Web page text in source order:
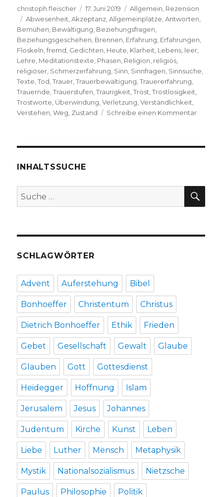
Autor
christoph.fleischer
Veröffentlicht
am
17. Juni 2019 Kategorien
Allgemein Rezension
Schlagwörter
Abwesenheit ,Akzeptanz ,Allgemeinplätze ,Antworten
Bemühen Bewältigung Beziehungsfragen
Beziehungsgeschehen Brennen Erfahrung Erfahrungen
Floskeln ,fremd Gedichten Heute Klarheit Lebens leer
Lehre Meditationstexte Phasen Religion religiös
religiöser Schmerzerfahrung Sinn Sinnfragen Sinnsuche
Texte ,Tod ,Trauer ,Trauerbewältigung ,Trauererfahrung
Trauernde ,Trauerstufen ,Traurigkeit ,Trost ,Trostlosigkeit
Trostworte Überwindung ,Verletzung ,Verständlichkeit
Verstehen ,Weg Zustand Schreibe einen Kommentarzu
Welver
2019
INHALTSSUCHE
Suche
nach:
SCHLAGWÖRTER
Advent Auferstehung Bibel
Bonhoeffer Christentum Christus
Dietrich Bonhoeffer Ethik Frieden
Gebet Gesellschaft Gewalt Glaube
Glauben Gott Gottesdienst
Heidegger Hoffnung Islam
Jerusalem Jesus Johannes
Judentum Kirche Kunst Leben
Liebe Luther Mensch Metaphysik
Mystik Nationalsozialismus Nietzsche
Paulus Philosophie Politik